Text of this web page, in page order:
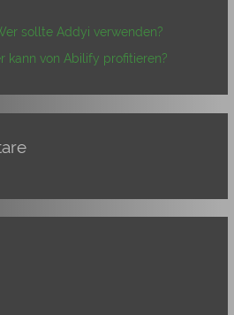
sollte Addyi verwenden?
kann von Abilify profitieren?